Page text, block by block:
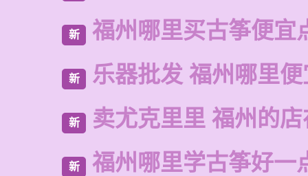
新 福州哪里买古筝便宜
新 乐器批发 福州哪里
新 卖尤克里里 福州的
新 福州哪里学古筝好一